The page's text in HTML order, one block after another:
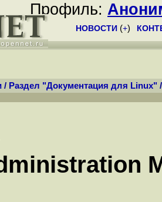
Профиль:
НОВОСТИ (+)
/ Раздел "Документация для Linux"